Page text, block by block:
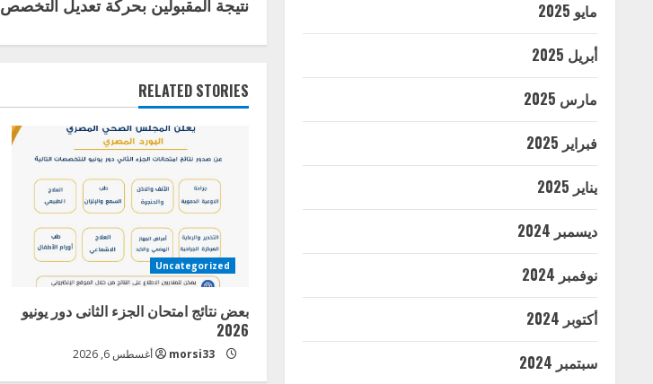
o
n
t
R
e
RELATED STORIES
Uncategorized
بعض نتائج امتحان الجزء الثانى دور يونيو
2026
morsi33 أغسطس 6, 2026
مايو 2025
أبريل 2025
مارس 2025
فبراير 2025
يناير 2025
ديسمبر 2024
نوفمبر 2024
أكتوبر 2024
سبتمبر 2024